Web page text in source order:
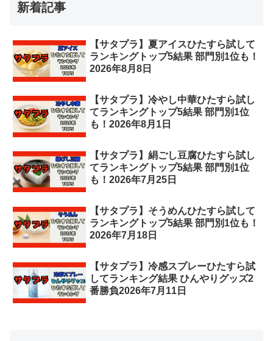
新着記事
【サタプラ】夏アイスひたすら試して
ランキングトップ5結果 部門別1位も！
2026年8月8日
【サタプラ】冷やし中華ひたすら試し
てランキングトップ5結果 部門別1位
も！2026年8月1日
【サタプラ】絹ごし豆腐ひたすら試し
てランキングトップ5結果 部門別1位
も！2026年7月25日
【サタプラ】そうめんひたすら試して
ランキングトップ5結果 部門別1位も！
2026年7月18日
【サタプラ】冷感スプレーひたすら試
してランキング結果 ひんやりグッズ2
番勝負2026年7月11日